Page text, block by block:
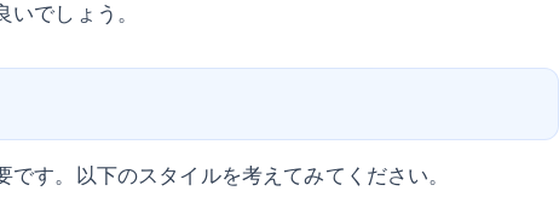
でしょう。
す。以下のスタイルを考えてみてください。